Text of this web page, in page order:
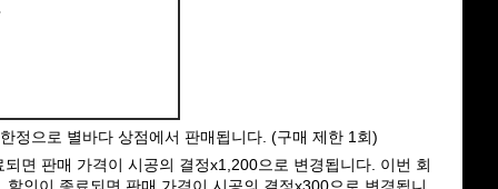
으로 별바다 상점에서 판매됩니다. (구매 제한 1회)
면 판매 가격이 시공의 결정x1,200으로 변경됩니다. 이번 회
인이 종료되면 판매 가격이 시공의 결정x300으로 변경됩니